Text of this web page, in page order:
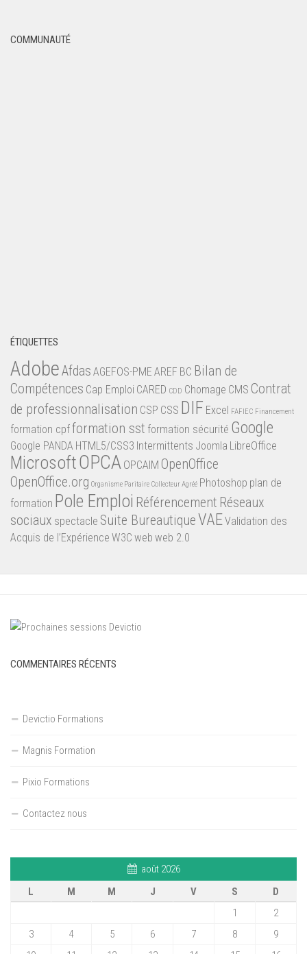
COMMUNAUTÉ
ÉTIQUETTES
AdobeAfdas AGEFOS-PME AREF BC Bilan de
Compétences Cap Emploi CARED CDD Chomage CMS Contrat
de professionnalisation CSP CSS DIF Excel FAFIEC Financement
formation cpfformation sst formation sécurité Google
Google PANDA HTML5/CSS3 Intermittents Joomla LibreOffice
MicrosoftOPCA OPCAIM OpenOffice
OpenOffice.org Organisme Paritaire Collecteur Agréé Photoshop plan de
formation Pole Emploi Référencement Réseaux
sociaux spectacle Suite BureautiqueVAEValidation des
Acquis de l’Expérience W3C web web 2.0
COMMENTAIRES RÉCENTS
Devictio Formations
Magnis Formation
Pixio Formations
Contactez nous
août 2026
L
M M J V S
D
1
2
3
4 5 6 7 8
9